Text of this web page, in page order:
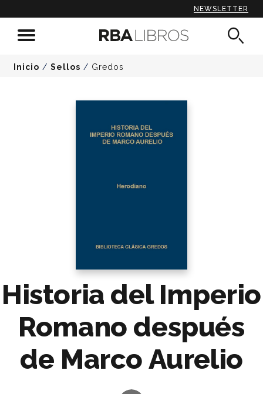
NEWSLETTER
Inicio / Sellos / Gredos
Historia del Imperio
Romano después
de Marco Aurelio